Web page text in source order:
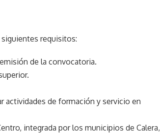
siguientes requisitos:
de la convocatoria.
actividades de formación y servicio en
integrada por los municipios de Calera,